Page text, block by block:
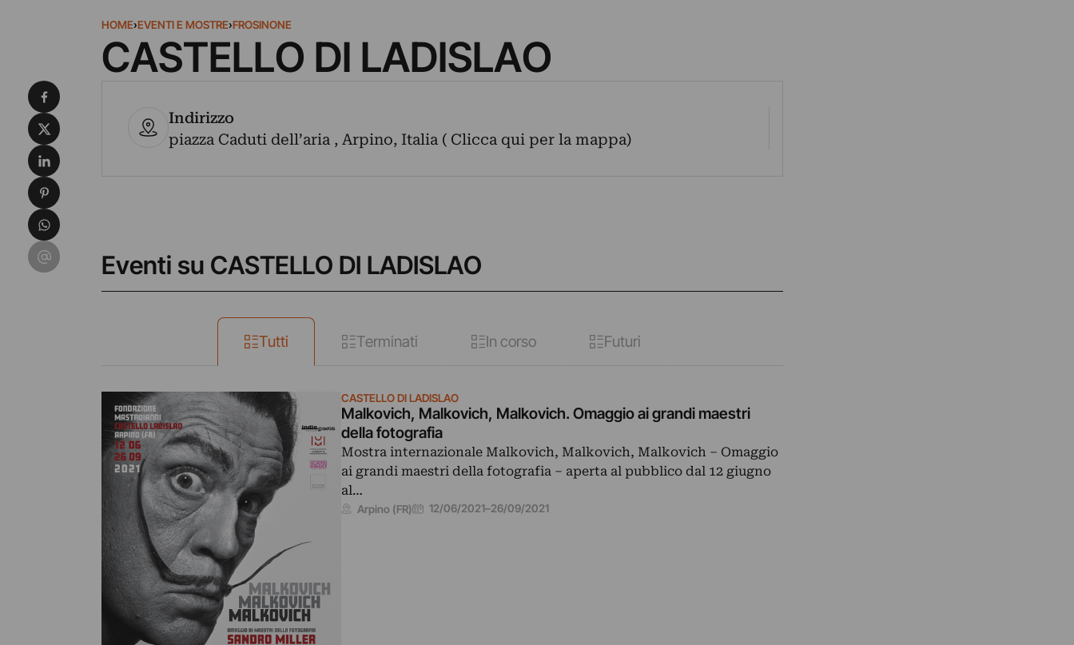
HOME›EVENTI E MOSTRE›FROSINONE
CASTELLO DI LADISLAO
Indirizzo
piazza Caduti dell’aria , Arpino, Italia ( Clicca qui per la mappa)
Eventi su CASTELLO DI LADISLAO
Tutti Terminati In corso Futuri
CASTELLO DI LADISLAO
Malkovich, Malkovich, Malkovich. Omaggio ai grandi maestri
della fotografia
Mostra internazionale Malkovich, Malkovich, Malkovich – Omaggio
ai grandi maestri della fotografia – aperta al pubblico dal 12 giugno
al…
Arpino (FR) 12/06/2021–26/09/2021
Condividi su Facebook
Condividi su X
Condividi su LinkedIn
Condividi su Pinterest
Condividi su WhatsApp
Condividi su Email